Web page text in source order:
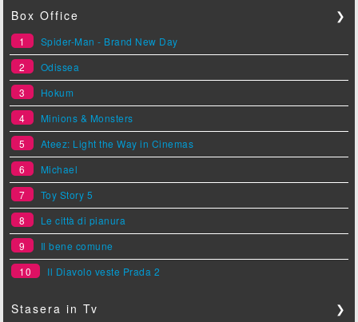
Box Office ❯
1
Spider-Man - Brand New Day
2
Odissea
3
Hokum
4
Minions & Monsters
5
Ateez: Light the Way in Cinemas
6
Michael
7
Toy Story 5
8
Le città di pianura
9
Il bene comune
10
Il Diavolo veste Prada 2
Stasera in Tv ❯